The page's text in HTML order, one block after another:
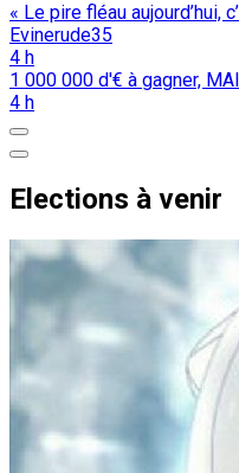
« Le pire fléau aujourd’hui,
Evinerude35
4 h
1 000 000 d'€ à gagner,
4 h
Elections à venir